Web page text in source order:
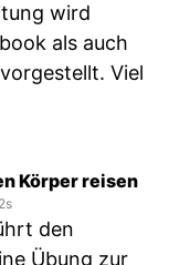
wird
als auch
Viel
Körper reisen
den
Übung zur